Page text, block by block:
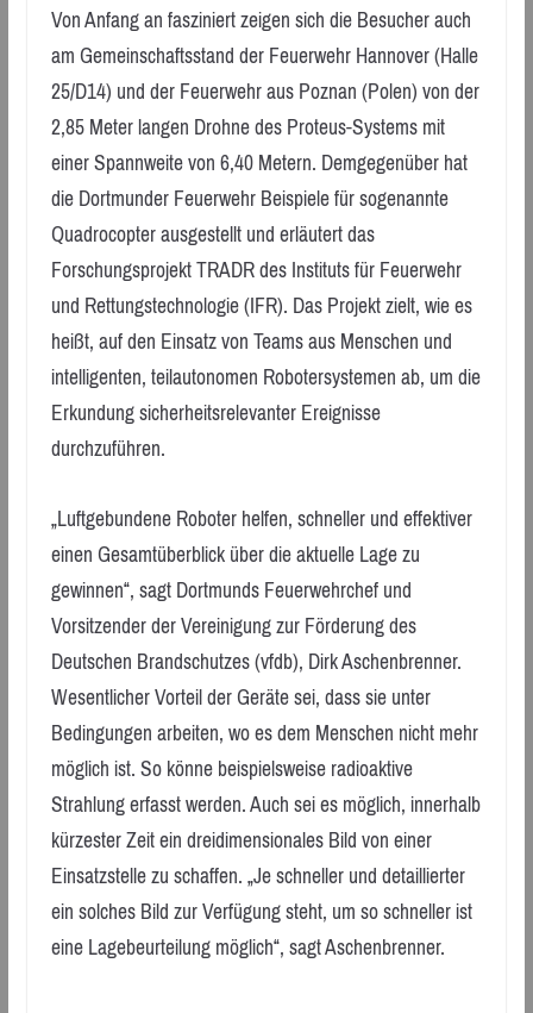
Von Anfang an fasziniert zeigen sich die Besucher auch
am Gemeinschaftsstand der Feuerwehr Hannover (Halle
25/D14) und der Feuerwehr aus Poznan (Polen) von der
2,85 Meter langen Drohne des Proteus-Systems mit
einer Spannweite von 6,40 Metern. Demgegenüber hat
die Dortmunder Feuerwehr Beispiele für sogenannte
Quadrocopter ausgestellt und erläutert das
Forschungsprojekt TRADR des Instituts für Feuerwehr
und Rettungstechnologie (IFR). Das Projekt zielt, wie es
heißt, auf den Einsatz von Teams aus Menschen und
intelligenten, teilautonomen Robotersystemen ab, um die
Erkundung sicherheitsrelevanter Ereignisse
durchzuführen.
„Luftgebundene Roboter helfen, schneller und effektiver
einen Gesamtüberblick über die aktuelle Lage zu
gewinnen“, sagt Dortmunds Feuerwehrchef und
Vorsitzender der Vereinigung zur Förderung des
Deutschen Brandschutzes (vfdb), Dirk Aschenbrenner.
Wesentlicher Vorteil der Geräte sei, dass sie unter
Bedingungen arbeiten, wo es dem Menschen nicht mehr
möglich ist. So könne beispielsweise radioaktive
Strahlung erfasst werden. Auch sei es möglich, innerhalb
kürzester Zeit ein dreidimensionales Bild von einer
Einsatzstelle zu schaffen. „Je schneller und detaillierter
ein solches Bild zur Verfügung steht, um so schneller ist
eine Lagebeurteilung möglich“, sagt Aschenbrenner.